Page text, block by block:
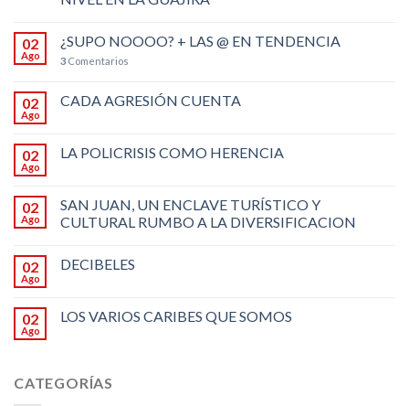
02
Ago
¿SUPO NOOOO? + LAS @ EN TENDENCIA
3 Comentarios
02
Ago
CADA AGRESIÓN CUENTA
02
Ago
LA POLICRISIS COMO HERENCIA
02
Ago
SAN JUAN, UN ENCLAVE TURÍSTICO Y
CULTURAL RUMBO A LA DIVERSIFICACION
02
Ago
DECIBELES
02
Ago
LOS VARIOS CARIBES QUE SOMOS
CATEGORÍAS